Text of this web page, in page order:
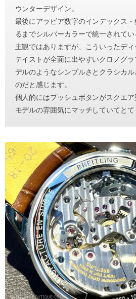
ウンターデザイン。
最後にアラビア数字のインデックス
るまでシルバーカラーで統一されてい
主観ではありますが、こういったデ
テイストが全面に出やすいクロノグ
デルのようなシンプルさとクラシカ
のだと感じます。
個人的にはプッシュボタンがスクエ
モデルの雰囲気にマッチしていてとて